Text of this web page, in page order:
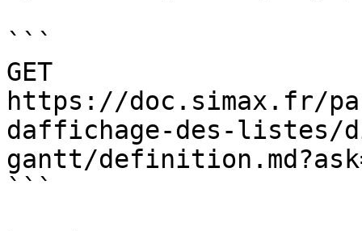
```
GET
https://doc.simax.fr/
daffichage-des-listes/
gantt/
```